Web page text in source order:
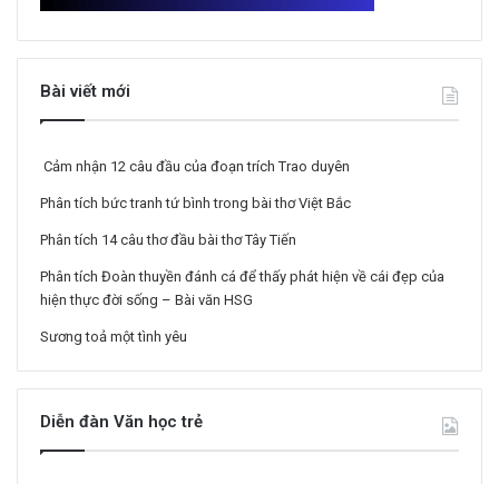
Bài viết mới
Cảm nhận 12 câu đầu của đoạn trích Trao duyên
Phân tích bức tranh tứ bình trong bài thơ Việt Bắc
Phân tích 14 câu thơ đầu bài thơ Tây Tiến
Phân tích Đoàn thuyền đánh cá để thấy phát hiện về cái đẹp của
hiện thực đời sống – Bài văn HSG
Sương toả một tình yêu
Diễn đàn Văn học trẻ